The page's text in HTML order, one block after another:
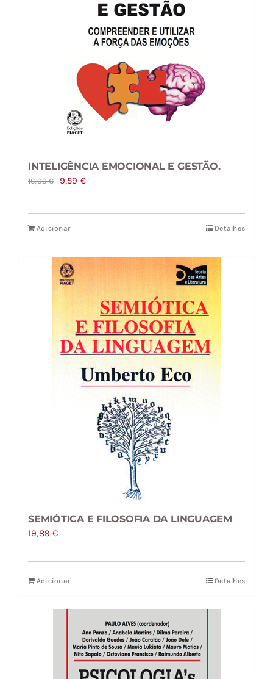
INTELIGÊNCIA EMOCIONAL E GESTÃO.
16,00€
O
original
era:
9,59 €O
atual
Adicionar Detalhes
SEMIÓTICA E FILOSOFIA DA LINGUAGEM
19,89€
Adicionar Detalhes